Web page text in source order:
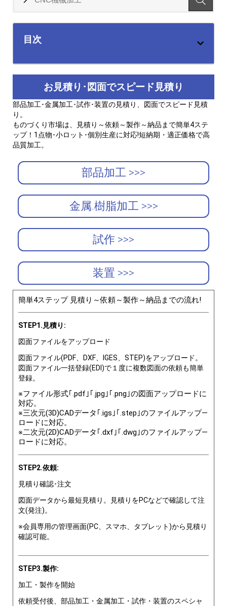
目次
お見積り･図面でスピード見積り
部品加工･金属加工･試作･装置の見積り、図面でスピード見積
り。
ものづくり市場は、見積り～依頼～製作～納品まで簡単4ステ
ップ！1点物･小ロット･個別生産に対応!短納期・適正価格で高
品質加工。
部品加工 >>>
金属.樹脂加工 >>>
試作 >>>
装置 >>>
簡単4ステップ 見積り～依頼～製作～納品までの流れ!
STEP1.見積り:
図面ファイルをアップロード
図面ファイル(PDF、DXF、IGES、STEP)をアップロード。
図面ファイル一括登録(EDI)で１度に複数図面の依頼も簡単
登録。
※ファイル形式｢.pdf｣｢.jpg｣｢.png｣の図面アップロードに
対応。
※三次元(3D)CADデータ｢.igs｣｢.step｣のファイルアップ―
ロードに対応。
※二次元(2D)CADデータ｢.dxf｣｢.dwg｣のファイルアップ―
ロードに対応。
STEP2.依頼:
見積り確認･注文
図面データから最短見積り。見積りをPCなどで確認して注
文(発注)。
※会員専用の管理画面(PC、スマホ、タブレット)から見積り
確認可能。
STEP3.製作:
加工・製作を開始
依頼受付後、部品加工・金属加工・試作・装置のスペシャ